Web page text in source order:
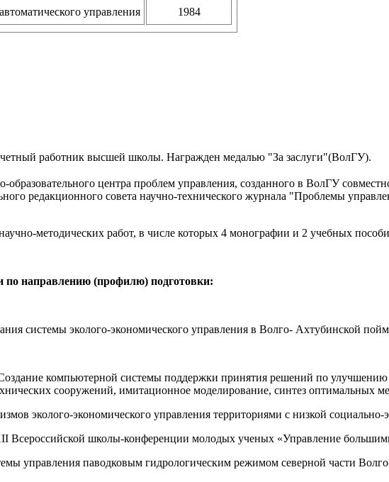
управления 1984
работник высшей школы. Награжден медалью "За заслуги"(ВолГУ).
образовательного центра проблем управления, созданного в ВолГУ
редакционного совета научно-технического журнала "Проблемы
методических работ, в числе которых 4 монографии и 2 учебных
по направлению (профилю) подготовки:
системы эколого-экономического управления в Волго- Ахтубинской
компьютерной системы поддержки принятия решений по улучшению
сооружений, имитационное моделирование, синтез оптимальных
эколого-экономического управления территориями с низкой социально-
школы-конференции молодых ученых «Управление
управления паводковым гидрологическим режимом северной части